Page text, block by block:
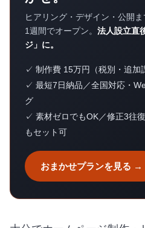
ヒアリング・デザイン・公開
1週間でオープン。 法人設立直
ジ」に。
✓ 制作費 15万円（税別・追加
✓ 最短7日納品／全国対応・
グ
✓ 素材ゼロでもOK／修正3往
もセット可
おまかせプランを見る →